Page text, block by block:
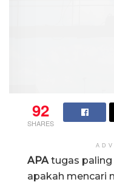
92
SHARES
APA tugas paling
apakah mencari